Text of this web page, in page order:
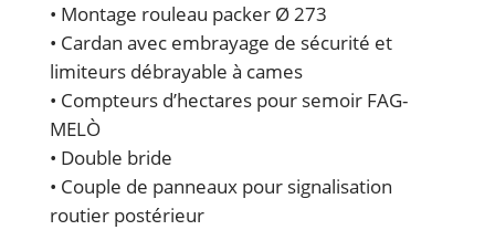
• Montage rouleau packer Ø 273
• Cardan avec embrayage de sécurité et
limiteurs débrayable à cames
• Compteurs d’hectares pour semoir FAG-
MELÒ
• Double bride
• Couple de panneaux pour signalisation
routier postérieur